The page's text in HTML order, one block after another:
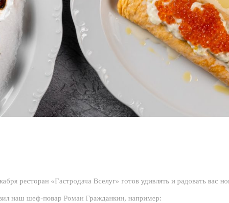
ресторан «Гастродача Вселуг» готов удивлять и радовать вас
наш шеф-повар Роман Гражданкин, например: